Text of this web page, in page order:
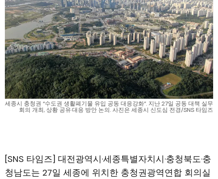
세종시 충청권 “수도권 생활폐기물 유입 공동 대응강화”. 지난 27일 공동 대책 실무
회의 개최, 상황 공유·대응 방안 논의. 사진은 세종시 신도심 전경/SNS 타임즈
[SNS 타임즈] 대전광역시·세종특별자치시·충청북도·충
청남도는 27일 세종에 위치한 충청권광역연합 회의실